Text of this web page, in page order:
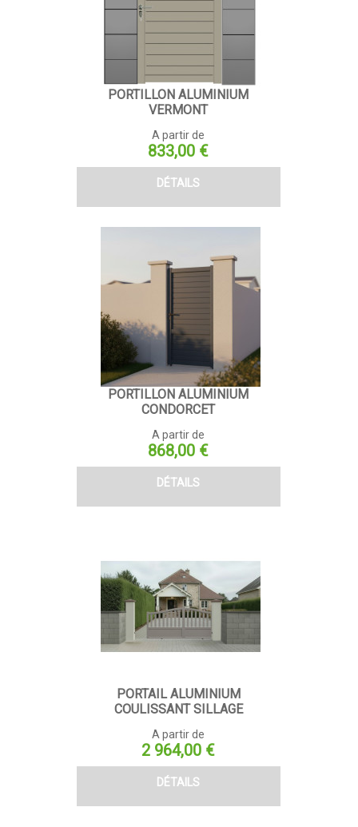
PORTILLON ALUMINIUM
VERMONT
A partir de
Prix
833,00 €
DÉTAILS
PORTILLON ALUMINIUM
CONDORCET
A partir de
Prix
868,00 €
DÉTAILS
PORTAIL ALUMINIUM
COULISSANT SILLAGE
A partir de
Prix
2 964,00 €
DÉTAILS